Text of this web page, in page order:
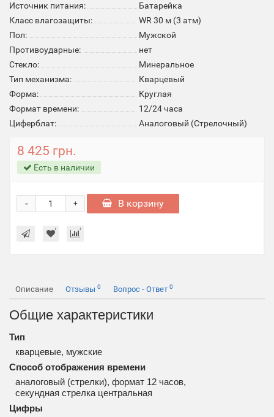
Источник питания:
Батарейка
Класс влагозащиты:
WR 30 м (3 атм)
Пол:
Мужской
Противоударные:
нет
Стекло:
Минеральное
Тип механизма:
Кварцевый
Форма:
Круглая
Формат времени:
12/24 часа
Циферблат:
Аналоговый (Стрелочный)
8 425 грн.
Есть в наличии
+
- В корзину
Описание Отзывы 0 Вопрос - Ответ 0
Общие характеристики
Тип
кварцевые, мужские
Способ отображения времени
аналоговый (стрелки), формат 12 часов,
секундная стрелка центральная
Цифры